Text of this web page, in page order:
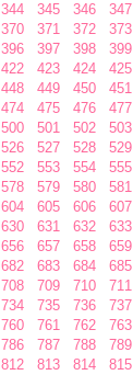
344 345 346 347
370 371 372 373
396 397 398 399
422 423 424 425
448 449 450 451
474 475 476 477
500 501 502 503
526 527 528 529
552 553 554 555
578 579 580 581
604 605 606 607
630 631 632 633
656 657 658 659
682 683 684 685
708 709 710 711
734 735 736 737
760 761 762 763
786 787 788 789
812 813 814 815